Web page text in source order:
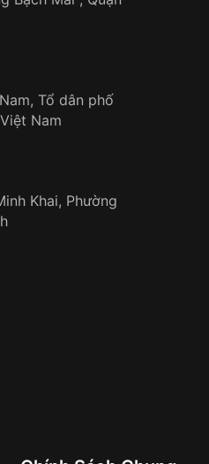
và thanh toán trực tiếp
hàng
hàng trong suốt quá
Tổ dân phố
Nam
Khai, Phường